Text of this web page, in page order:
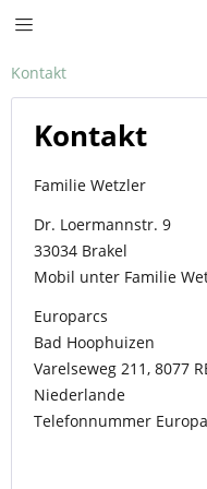
Kontakt
Kontakt
Familie Wetzler
Dr. Loermannstr. 9
33034 Brakel
Mobil unter Familie
Europarcs
Bad Hoophuizen
Varelseweg 211, 8077
Niederlande
Telefonnummer